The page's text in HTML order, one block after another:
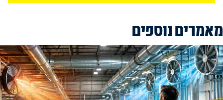
מאמרים נוספים